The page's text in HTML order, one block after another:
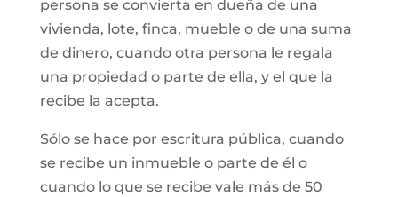
persona se convierta en dueña de una
vivienda, lote, finca, mueble o de una suma
de dinero, cuando otra persona le regala
una propiedad o parte de ella, y el que la
recibe la acepta.
Sólo se hace por escritura pública, cuando
se recibe un inmueble o parte de él o
cuando lo que se recibe vale más de 50